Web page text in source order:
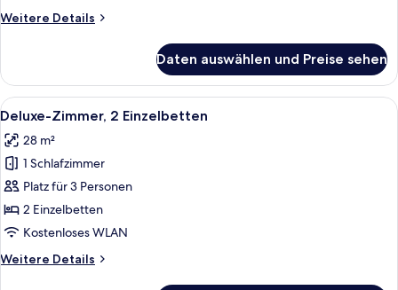
anzeigen
Weitere Details
Weitere
Zimmer,
Queen-
Daten auswählen und Preise sehen
Alle
Fotos
für
Deluxe-
Zimmer,
2 Einzelbetten
anzeigen
Deluxe-Zimmer, 2 Einzelbetten |
7
Deluxe-Zimmer, 2 Einzelbetten
28 m²
1 Schlafzimmer
Platz für 3 Personen
2 Einzelbetten
Kostenloses WLAN
Weitere Details
Weitere